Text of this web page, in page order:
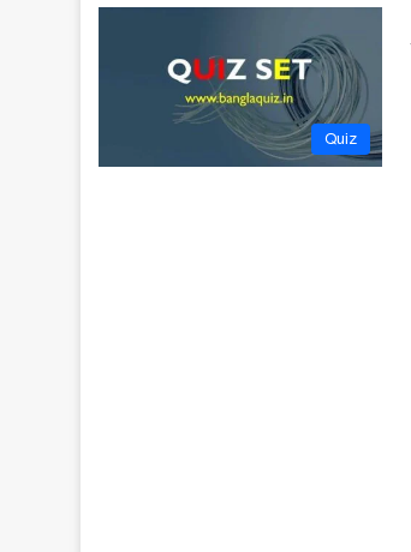
Quiz